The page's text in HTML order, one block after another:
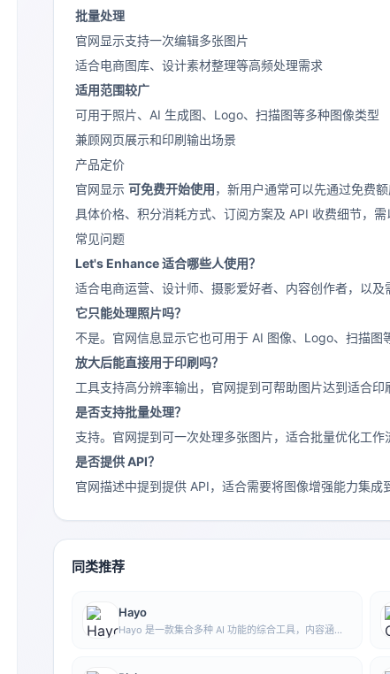
批量处理
官网显示支持一次编辑多张图片
适合电商图库、设计素材整理等高频处理需求
适用范围较广
可用于照片、AI 生成图、Logo、扫描图等多种图像类型
兼顾网页展示和印刷输出场景
产品定价
官网显示 可免费开始使用，新用户通常可以先通过免费额
具体价格、积分消耗方式、订阅方案及 API 收费细节，需
常见问题
Let's Enhance 适合哪些人使用？
适合电商运营、设计师、摄影爱好者、内容创作者，以及
它只能处理照片吗？
不是。官网信息显示它也可用于 AI 图像、Logo、扫描图
放大后能直接用于印刷吗？
工具支持高分辨率输出，官网提到可帮助图片达到适合
是否支持批量处理？
支持。官网提到可一次处理多张图片，适合批量优化工作
是否提供 API？
官网描述中提到提供 API，适合需要将图像增强能力集成
同类推荐
Hayo
Hayo 是一款集合多种 AI 功能的综合工具，内容涵盖